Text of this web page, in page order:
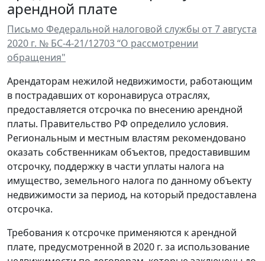
арендной плате
Письмо Федеральной налоговой службы от 7 августа
2020 г. № БС-4-21/12703 “О рассмотрении
обращения"
Арендаторам нежилой недвижимости, работающим
в пострадавших от коронавируса отраслях,
предоставляется отсрочка по внесению арендной
платы. Правительство РФ определило условия.
Региональным и местным властям рекомендовано
оказать собственникам объектов, предоставившим
отсрочку, поддержку в части уплаты налога на
имущество, земельного налога по данному объекту
недвижимости за период, на который предоставлена
отсрочка.
Требования к отсрочке применяются к арендной
плате, предусмотренной в 2020 г. за использование